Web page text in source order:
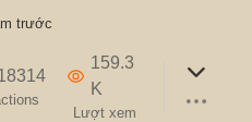
trước
159.3
K
Lượt xem